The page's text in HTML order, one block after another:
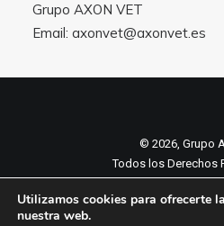
Grupo AXON VET
Email: axonvet@axonvet.es
© 2026, Grupo
Todos los Derechos
Política de
Utilizamos cookies para ofrecerte
nuestra web.